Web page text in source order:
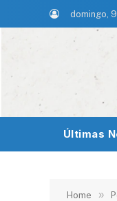
domingo,
Últimas
Home »